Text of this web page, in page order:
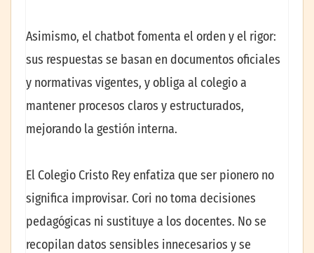
Asimismo, el chatbot fomenta el orden y el rigor:
sus respuestas se basan en documentos oficiales
y normativas vigentes, y obliga al colegio a
mantener procesos claros y estructurados,
mejorando la gestión interna.
El Colegio Cristo Rey enfatiza que ser pionero no
significa improvisar. Cori no toma decisiones
pedagógicas ni sustituye a los docentes. No se
recopilan datos sensibles innecesarios y se